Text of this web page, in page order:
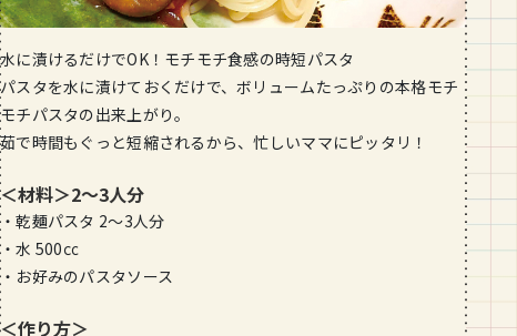
水に漬けるだけでOK！モチモチ食感の時短パスタ
パスタを水に漬けておくだけで、ボリュームたっぷりの本格モチ
モチパスタの出来上がり。
茹で時間もぐっと短縮されるから、忙しいママにピッタリ！
＜材料＞2～3人分
・乾麺パスタ 2〜3人分
・水 500㏄
・お好みのパスタソース
＜作り方＞